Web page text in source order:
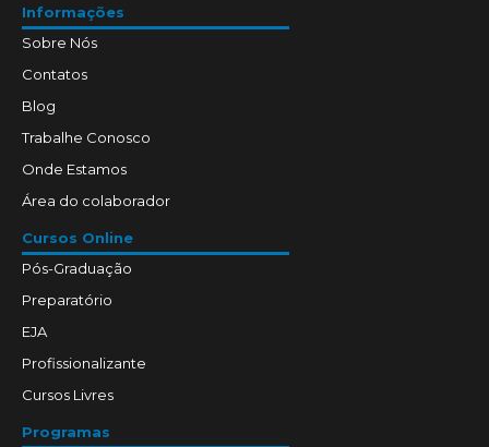
Informações
Sobre Nós
Contatos
Blog
Trabalhe Conosco
Onde Estamos
Área do colaborador
Cursos Online
Pós-Graduação
Preparatório
EJA
Profissionalizante
Cursos Livres
Programas